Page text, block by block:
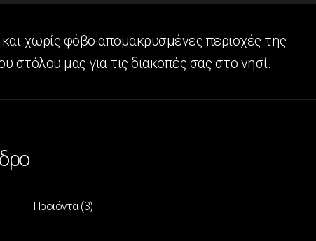
χωρίς φόβο απομακρυσμένες περιοχές της
στόλου μας για τις διακοπές σας στο νησί.
Προϊόντα (3)